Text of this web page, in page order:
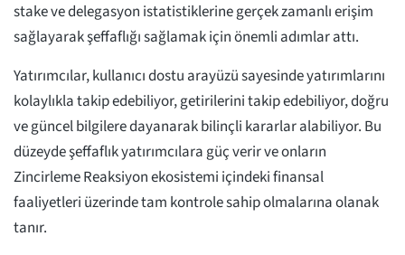
stake ve delegasyon istatistiklerine gerçek zamanlı erişim
sağlayarak şeffaflığı sağlamak için önemli adımlar attı.
Yatırımcılar, kullanıcı dostu arayüzü sayesinde yatırımlarını
kolaylıkla takip edebiliyor, getirilerini takip edebiliyor, doğru
ve güncel bilgilere dayanarak bilinçli kararlar alabiliyor. Bu
düzeyde şeffaflık yatırımcılara güç verir ve onların
Zincirleme Reaksiyon ekosistemi içindeki finansal
faaliyetleri üzerinde tam kontrole sahip olmalarına olanak
tanır.